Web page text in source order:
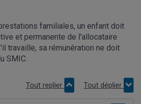
familiales, un enfant doit
et permanente de l'allocataire
travaille, sa rémunération ne doit
SMIC.
Tout replier Tout déplier